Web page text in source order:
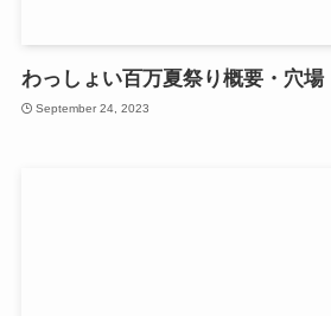
わっしょい百万夏祭り概要・穴場
September 24, 2023